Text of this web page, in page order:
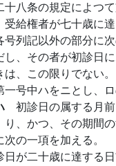
十八条の規定によつ
受給権者が七十歳に
列記以外の部分に次
し、その者が初診日
は、この限りでない。
号中ハをニとし、
初診日の属する月
り、かつ、その期間
の一項を加える。
日が二十歳に達する